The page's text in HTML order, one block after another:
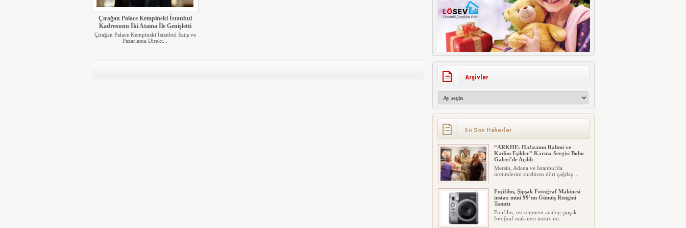
Çırağan Palace Kempinski İstanbul
Kadrosunu İki Atama İle Genişletti
Çırağan Palace Kempinski İstanbul Satış ve
Pazarlama Direkt...
Arşivler
En Son Haberler
“ARKHE: Hafızanın Rahmi ve
Kadim Eşikler” Karma Sergisi Boho
Galeri’de Açıldı
Mersin, Adana ve İstanbul'da
üretimlerini sürdüren dört çağdaş ...
Fujifilm, Şipşak Fotoğraf Makinesi
instax mini 99’un Gümüş Rengini
Tanıttı
Fujifilm, üst segment analog şipşak
fotoğraf makinesi instax mi...